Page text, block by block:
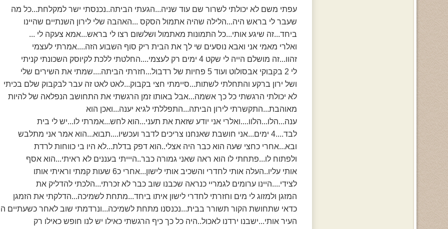
עפתי משם לא יכולתי לשרור שם עוד שניה...הגעתי הביתה..נכנסתי ישר למקלחת...כל מה
שעבר לי בראש היה...הלילה שהיה אתמול הסקס ...האהבה שלי לירון השנתיים שהיינו
ביחד...זה שיגע אותי...כל התמונות מאתמול ושלשום רצו לי בראש...אמא צעקה לי ...
ואלרי מאמי אני ואבא נוסעים שי לך את הבית ריק סוף השבוע הזה....אמרתי לעצמי
זהוו...זה מושלם הייה לי שקט 4 ימים רק לעצמי....החלטתי ללכת לקיוסק השכונתי קניתי
לי 2 בקבוקי אבסולוט ועוד 5 פחיות של רדבול...חזרתי הביתה....שמתי את השירים שלי
ושל ירון ברקע והתחלתי לשתות...סיימתי חצי בקבוק...לאט לאט זה עבר לבקבוק שלם בכיתי
לא יכולתי הרגשתי כל כך אשמה...אבל באותו זמן הרגשתי את התחושב הנפלאה של להיות
מאוהבת...התקשרתי לירון הביתה...התפללתי לגיא יענה...ואכן הוא
ענה...הלו...הלוו....ואלרי אני יודע שזאת את תעני...הוא לחש...אמרתי לו...יש לי בית
לבד....4 ימים...אני חושבת שאנחנו צריכים לדבר ועכשיו....תבוא...הוא אמר אני מתלבש
ובא...אחרי כחצי שעה הוא כבר היה אצלי..הוא דפק בדלת...לא היו בי כווחות לרדת
ולפתוח לו...פתחתי לו הוא ראה שאני גמורה כבר..היייתי בעננים לא ראיתי...הוא אסף
אותי עליו..העלה אותי לחדרי והשכיב אותי לישון...אחרי כ6 שעות קמתי וראיתי אותו
לצידי....היינו ערומים לגמריי כנראה שכבנו שוב כבר לא זכרתי...הלכתי להדליק את
המזגן ולמזוג לי מים וחזרתי לחדרי לישון איתו ביחד...מתחת לשמיכה...הדלקתי את הזמגן
כדאי שתחושת הקור תשורר בבית...נכנסנו מתחת לשמיכה...ונרדמתי שוב לאחר כשעתיים
העיר אותי...ישבנו ירדנו לאכול..היה כל כך כיף הרגשתי כאילו יש לנו חופש כאילו רק